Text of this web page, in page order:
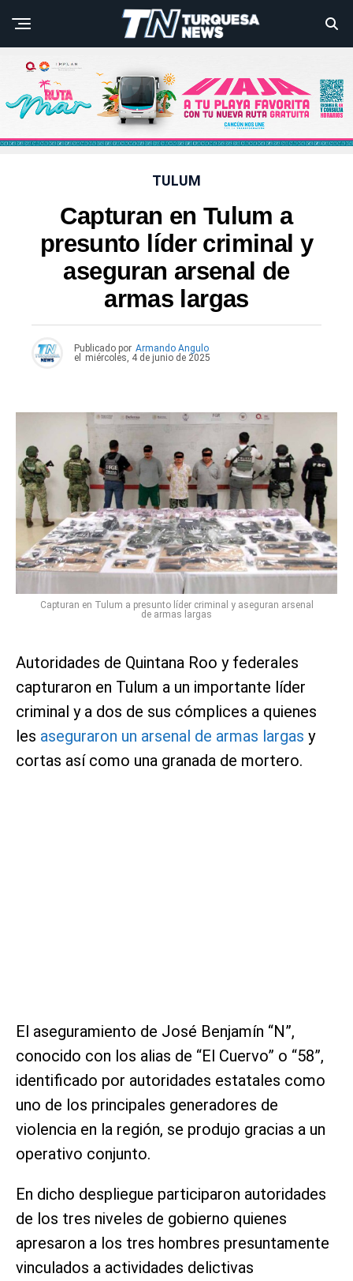
TULUM
Capturan en Tulum a
presunto líder criminal y
aseguran arsenal de
armas largas
Publicado por Armando Angulo
el
miércoles, 4 de junio de 2025
Capturan en Tulum a presunto líder criminal y aseguran arsenal
de armas largas
Autoridades de Quintana Roo y federales
capturaron en Tulum a un importante líder
criminal y a dos de sus cómplices a quienes
les aseguraron un arsenal de armas largas y
cortas así como una granada de mortero.
El aseguramiento de José Benjamín “N”,
conocido con los alias de “El Cuervo” o “58”,
identificado por autoridades estatales como
uno de los principales generadores de
violencia en la región, se produjo gracias a un
operativo conjunto.
En dicho despliegue participaron autoridades
de los tres niveles de gobierno quienes
apresaron a los tres hombres presuntamente
vinculados a actividades delictivas